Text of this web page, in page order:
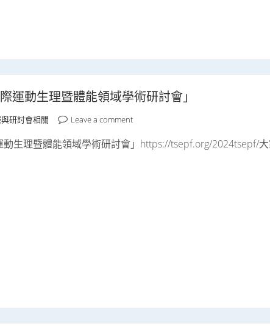
運動生理暨體能領域學術研討會」
研討會相關 Leave a comment
動生理暨體能領域學術研討會」https://tsepf.org/2024tsepf/